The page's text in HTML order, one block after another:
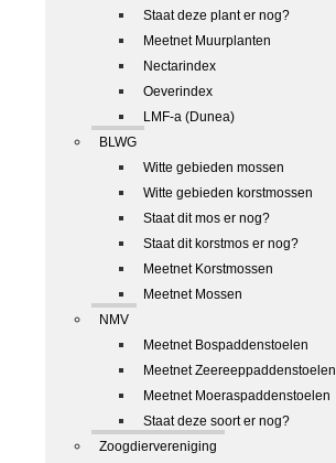
Staat deze plant er nog?
Meetnet Muurplanten
Nectarindex
Oeverindex
LMF-a (Dunea)
BLWG
Witte gebieden mossen
Witte gebieden korstmossen
Staat dit mos er nog?
Staat dit korstmos er nog?
Meetnet Korstmossen
Meetnet Mossen
NMV
Meetnet Bospaddenstoelen
Meetnet Zeereeppaddenstoelen
Meetnet Moeraspaddenstoelen
Staat deze soort er nog?
Zoogdiervereniging